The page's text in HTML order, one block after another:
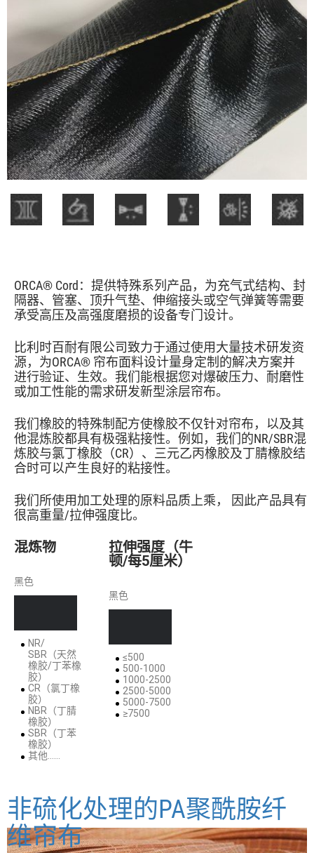
ORCA® Cord：提供特殊系列产品，为充气式结构、封
隔器、管塞、顶升气垫、伸缩接头或空气弹簧等需要
承受高压及高强度磨损的设备专门设计。
比利时百耐有限公司致力于通过使用大量技术研发资
源，为ORCA® 帘布面料设计量身定制的解决方案并
进行验证、生效。我们能根据您对爆破压力、耐磨性
或加工性能的需求研发新型涂层帘布。
我们橡胶的特殊制配方使橡胶不仅针对帘布，以及其
他混炼胶都具有极强粘接性。例如，我们的NR/SBR混
炼胶与氯丁橡胶（CR）、三元乙丙橡胶及丁腈橡胶结
合时可以产生良好的粘接性。
我们所使用加工处理的原料品质上乘， 因此产品具有
很高重量/拉伸强度比。
混炼物
黑色
NR/
SBR（天然
橡胶/丁苯橡
胶）
CR（氯丁橡
胶）
NBR（丁腈
橡胶）
SBR（丁苯
橡胶）
其他……
拉伸强度（牛
顿/每5厘米）
黑色
≤500
500-1000
1000-2500
2500-5000
5000-7500
≥7500
非硫化处理的PA聚酰胺纤
维帘布